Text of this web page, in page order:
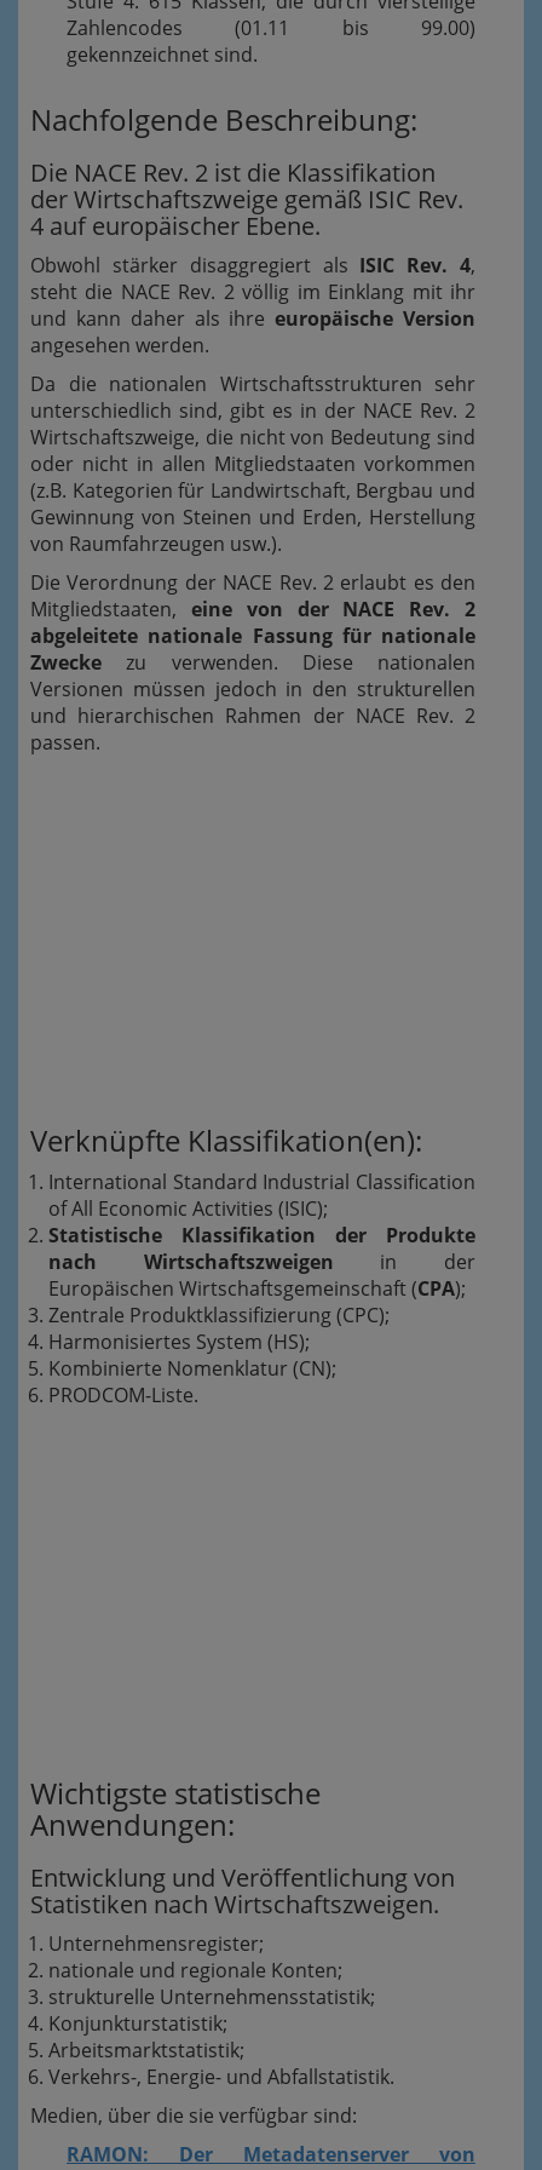
Zahlencodes (01.11 bis 99.00)
gekennzeichnet sind.
Nachfolgende Beschreibung:
Die NACE Rev. 2 ist die Klassifikation
der Wirtschaftszweige gemäß ISIC Rev.
4 auf europäischer Ebene.
Obwohl stärker disaggregiert als ISIC Rev. 4,
steht die NACE Rev. 2 völlig im Einklang mit ihr
und kann daher als ihreeuropäische Version
angesehen werden.
Da die nationalen Wirtschaftsstrukturen sehr
unterschiedlich sind, gibt es in der NACE Rev. 2
Wirtschaftszweige, die nicht von Bedeutung sind
oder nicht in allen Mitgliedstaaten vorkommen
(z.B. Kategorien für Landwirtschaft, Bergbau und
Gewinnung von Steinen und Erden, Herstellung
von Raumfahrzeugen usw.).
Die Verordnung der NACE Rev. 2 erlaubt es den
Mitgliedstaaten, eine von der NACE Rev. 2
abgeleitete nationale Fassung für nationale
Zwecke zu verwenden. Diese nationalen
Versionen müssen jedoch in den strukturellen
und hierarchischen Rahmen der NACE Rev. 2
passen.
Verknüpfte Klassifikation(en):
International Standard Industrial Classification
of All Economic Activities (ISIC);
Statistische Klassifikation der Produkte
nach Wirtschaftszweigen in der
Europäischen Wirtschaftsgemeinschaft (CPA);
Zentrale Produktklassifizierung (CPC);
Harmonisiertes System (HS);
Kombinierte Nomenklatur (CN);
PRODCOM-Liste.
Wichtigste statistische
Anwendungen:
Entwicklung und Veröffentlichung von
Statistiken nach Wirtschaftszweigen.
Unternehmensregister;
nationale und regionale Konten;
strukturelle Unternehmensstatistik;
Konjunkturstatistik;
Arbeitsmarktstatistik;
Verkehrs-, Energie- und Abfallstatistik.
Medien, über die sie verfügbar sind:
RAMON: Der Metadatenserver von